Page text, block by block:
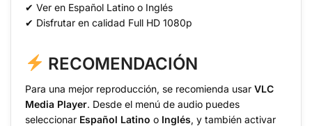
✔ Ver en Español Latino o Inglés
✔ Disfrutar en calidad Full HD 1080p
RECOMENDACIÓN
Para una mejor reproducción, se recomienda usar VLC
Media Player. Desde el menú de audio puedes
seleccionar Español Latino o Inglés, y también activar